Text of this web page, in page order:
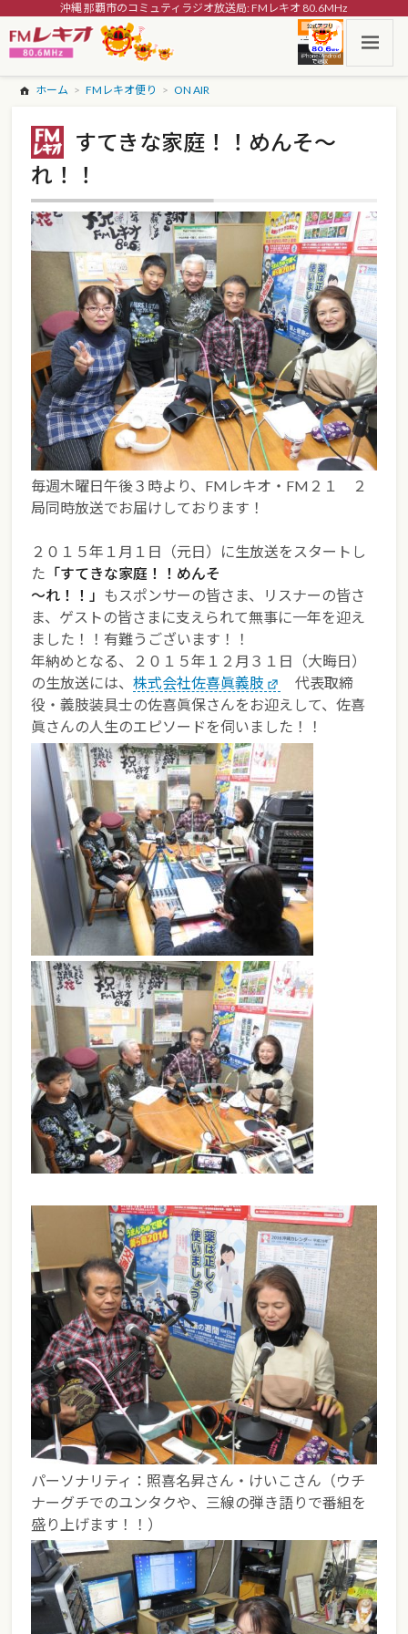
沖縄 那覇市のコミュティラジオ放送局: FMレキオ 80.6MHz
ホーム FMレキオ便り ON AIR
すてきな家庭！！めんそ～
れ！！
毎週木曜日午後３時より、FMレキオ・FM２１ ２
局同時放送でお届けしております！
２０１５年１月１日（元日）に生放送をスタートし
た 「すてきな家庭！！めんそ
～れ！！」 もスポンサーの皆さま、リスナーの皆さ
ま、ゲストの皆さまに支えられて無事に一年を迎え
ました！！有難うございます！！
年納めとなる、２０１５年１２月３１日（大晦日）
の生放送には、株式会社佐喜眞義肢
代表取締
役・義肢装具士の佐喜眞保さんをお迎えして、佐喜
眞さんの人生のエピソードを伺いました！！
パーソナリティ：照喜名昇さん・けいこさん（ウチ
ナーグチでのユンタクや、三線の弾き語りで番組を
盛り上げます！！）